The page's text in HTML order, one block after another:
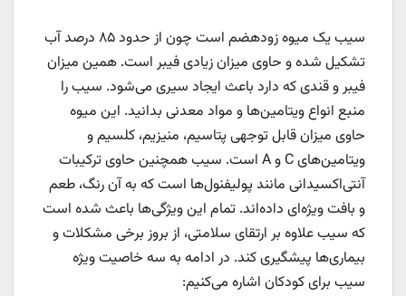
سیب یک میوه زودهضم است چون از حدود ۸۵ درصد آب
تشکیل شده و حاوی میزان زیادی فیبر است. همین میزان
فیبر و قندی که دارد باعث ایجاد سیری می‌شود. سیب را
منبع انواع ویتامین‌ها و مواد معدنی بدانید. این میوه
حاوی میزان قابل توجهی پتاسیم، منیزیم، کلسیم و
ویتامین‌های C و A است. سیب همچنین حاوی ترکیبات
آنتی‌اکسیدانی مانند پولیفنول‌ها است که به آن رنگ، طعم
و بافت ویژه‌ای داده‌اند. تمام این ویژگی‌ها باعث شده است
که سیب علاوه بر ارتقای سلامتی، از بروز برخی مشکلات و
بیماری‌ها پیشگیری کند. در ادامه به سه خاصیت ویژه
سیب برای کودکان اشاره می‌کنیم: